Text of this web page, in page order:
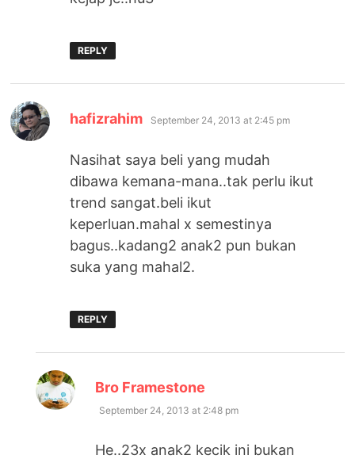
REPLY
hafizrahim says:
September 24, 2013 at 2:45 pm
Nasihat saya beli yang mudah
dibawa kemana-mana..tak perlu ikut
trend sangat.beli ikut
keperluan.mahal x semestinya
bagus..kadang2 anak2 pun bukan
suka yang mahal2.
REPLY
Bro Framestone
September 24, 2013 at 2:48 pm
He..23x anak2 kecik ini bukan